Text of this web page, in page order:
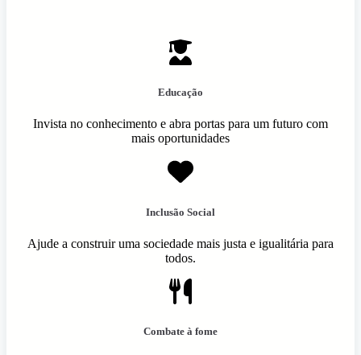
Educação
Invista no conhecimento e abra portas para um futuro com
mais oportunidades
Inclusão Social
Ajude a construir uma sociedade mais justa e igualitária para
todos.
Combate à fome